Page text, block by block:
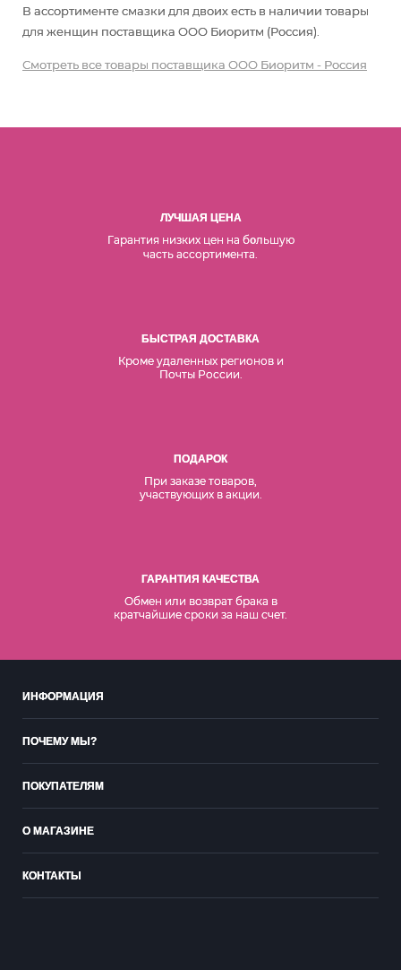
В ассортименте смазки для двоих есть в наличии товары
для женщин поставщика ООО Биоритм (Россия).
Смотреть все товары поставщика ООО Биоритм - Россия
ЛУЧШАЯ ЦЕНА
Гарантия низких цен на большую
часть ассортимента.
БЫСТРАЯ ДОСТАВКА
Кроме удаленных регионов и
Почты России.
ПОДАРОК
При заказе товаров,
участвующих в акции.
ГАРАНТИЯ КАЧЕСТВА
Обмен или возврат брака в
кратчайшие сроки за наш счет.
ИНФОРМАЦИЯ
ПОЧЕМУ МЫ?
ПОКУПАТЕЛЯМ
О МАГАЗИНЕ
КОНТАКТЫ